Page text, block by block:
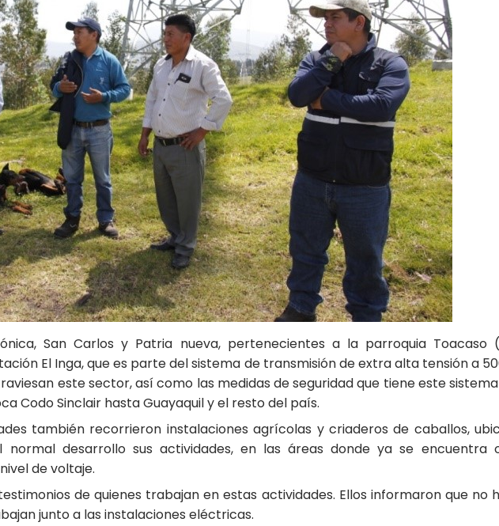
San Carlos y Patria nueva, pertenecientes a la parroquia Toacaso
El Inga, que es parte del sistema de transmisión de extra alta tensión a
este sector, así como las medidas de seguridad que tiene este
Codo Sinclair hasta Guayaquil y el resto del país.
también recorrieron instalaciones agrícolas y criaderos de caballos,
normal desarrollo sus actividades, en las áreas donde ya se encuentra
de voltaje.
de quienes trabajan en estas actividades. Ellos informaron que no
junto a las instalaciones eléctricas.